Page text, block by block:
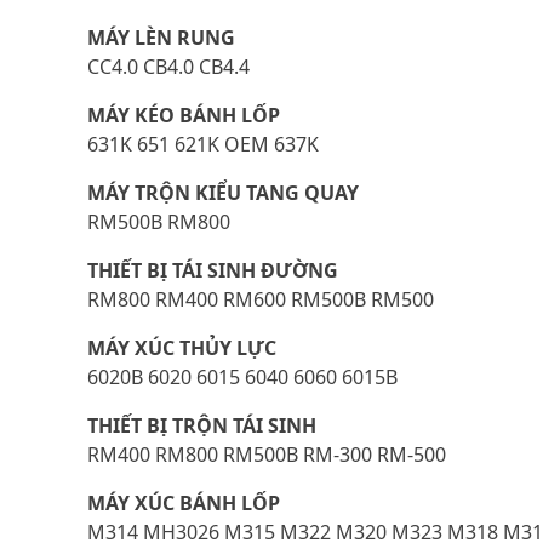
MÁY LÈN RUNG
CC4.0 CB4.0 CB4.4
MÁY KÉO BÁNH LỐP
631K 651 621K OEM 637K
MÁY TRỘN KIỂU TANG QUAY
RM500B RM800
THIẾT BỊ TÁI SINH ĐƯỜNG
RM800 RM400 RM600 RM500B RM500
MÁY XÚC THỦY LỰC
6020B 6020 6015 6040 6060 6015B
THIẾT BỊ TRỘN TÁI SINH
RM400 RM800 RM500B RM-300 RM-500
MÁY XÚC BÁNH LỐP
M314 MH3026 M315 M322 M320 M323 M318